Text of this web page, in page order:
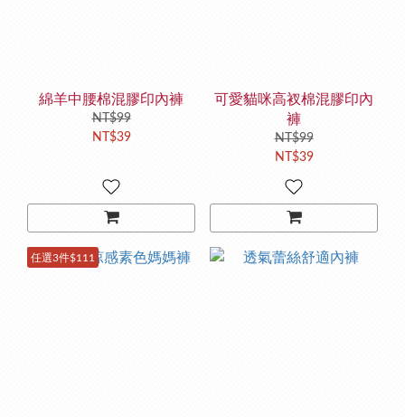
綿羊中腰棉混膠印內褲
NT$99
NT$39
可愛貓咪高衩棉混膠印內
褲
NT$99
NT$39
任選3件$111